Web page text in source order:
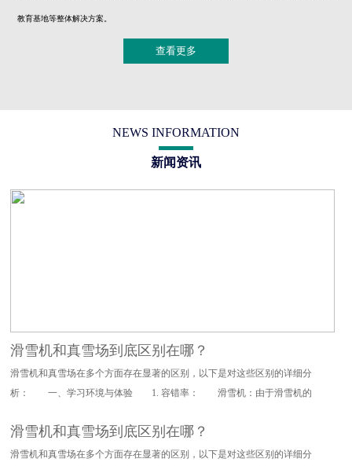
教育基地等整体解决方案。
查看更多
NEWS INFORMATION
新闻资讯
滑雪机和真雪场到底区别在哪？
雪机和真雪场在多个方面存在显著的区别，以下是对这些区别的详细分
析： 一、学习环境与体验 1. 容错率： 滑雪机：由于滑雪机的
滑雪机和真雪场到底区别在哪？
雪机和真雪场在多个方面存在显著的区别，以下是对这些区别的详细分